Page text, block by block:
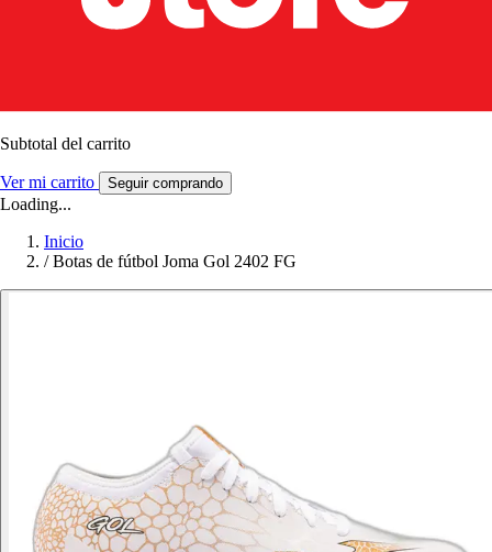
Subtotal del carrito
Ver mi carrito Seguir comprando
Loading...
Inicio
/ Botas de fútbol Joma Gol 2402 FG